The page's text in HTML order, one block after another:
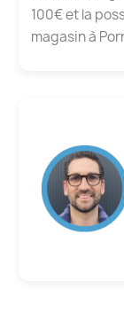
100€ et la
magasin à